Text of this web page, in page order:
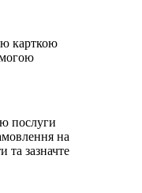
карткою
послуги
на
та зазначте